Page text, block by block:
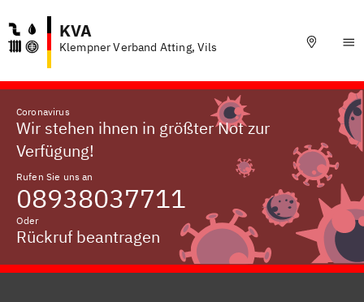
KVA
Klempner Verband Atting, Vils
Coronavirus
Wir stehen ihnen in größter Not zur
Verfügung!
Rufen Sie uns an
08938037711
Oder
Rückruf beantragen